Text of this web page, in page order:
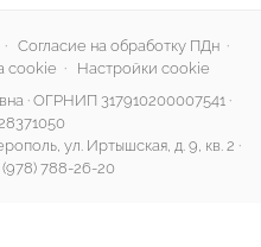
· Согласие на обработку ПДн ·
cookie ·
Настройки cookie
· ОГРНИП 317910200007541 ·
ул. Иртышская, д. 9, кв. 2 ·
(978) 788-26-20